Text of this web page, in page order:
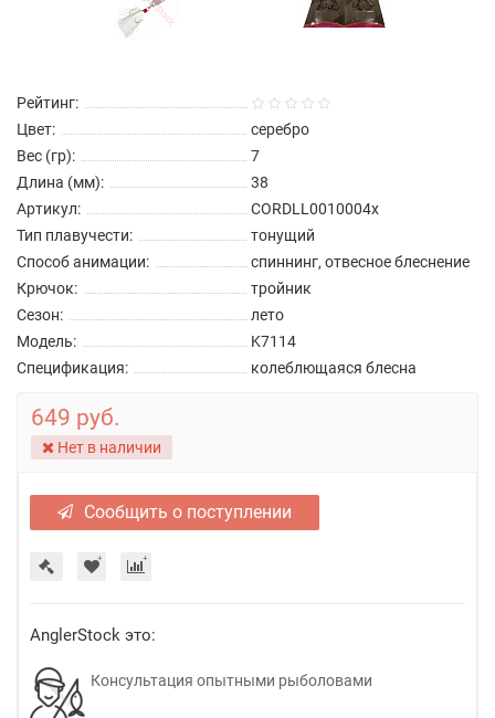
Рейтинг:
Цвет:
серебро
Вес (гр):
7
Длина (мм):
38
Артикул:
CORDLL0010004x
Тип плавучести:
тонущий
Способ анимации:
спиннинг, отвесное блеснение
Крючок:
тройник
Сезон:
лето
Модель:
K7114
Спецификация:
колеблющаяся блесна
649 руб.
Нет в наличии
Сообщить о поступлении
AnglerStock это:
Консультация опытными рыболовами